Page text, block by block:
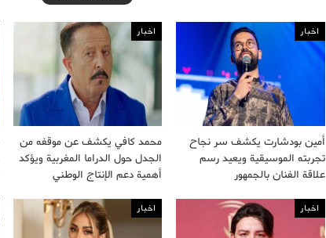
اخبار
أمين بودشارت يكشف سر نجاح
تجربته الموسيقية ويعيد رسم
علاقة الفنان بالجمهور
اخبار
محمد كافي يكشف عن موقفه من
الجدل حول الدراما المغربية ويؤكد
أهمية دعم الإنتاج الوطني
اخبار اخبار